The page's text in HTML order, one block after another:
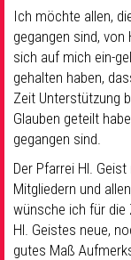
Ich möchte allen,
gegangen sind, von
sich auf mich ein-
gehalten haben,
Zeit Unterstützung
Glauben geteilt
gegangen sind.
Der Pfarrei Hl.
Mitgliedern und
wünsche ich für die
Hl. Geistes neue,
gutes Maß